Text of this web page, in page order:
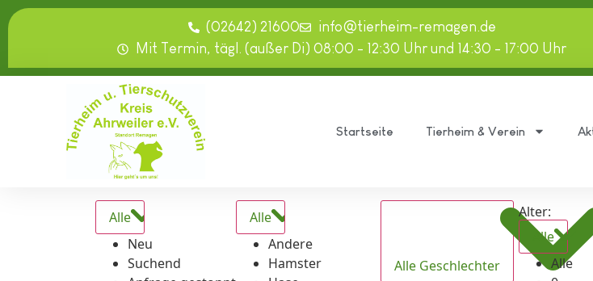
springen
(02642) 21600
info@tierheim-remagen.de
Mit Termin, tägl. (außer Di) 08:00 - 12:30 Uhr und 14:30 - 17:00 Uhr
Startseite Tierheim & Verein
Alle
Neu
Suchend
Alle
Andere
Hamster
Alle Geschlechter
Alter:
Alle
Alle